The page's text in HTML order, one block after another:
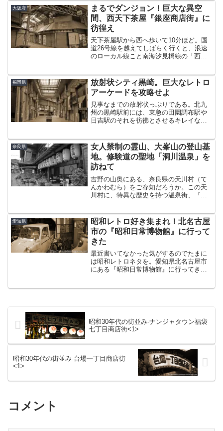
たときから気になっていた円頓寺（えん
どうじ）商店街。っていうか...
大阪府
まるでダンジョン！巨大な異空
間、西天下茶屋『銀座商店街』に
彷徨え
天下茶屋駅から西へ歩いて10分ほど。国
道26号線を越えてしばらく行くと、浪速
のローカル線こと南海汐見橋線の「西天
路と正対する。遠目に小さく見えるある
モノに吸い寄せられ...
福岡県
放射状シティ黒崎。巨大なレトロ
アーケードを攻略せよ
見事なまでの放射状っぷりである。北九
州の黒崎駅前には、東急の田園調布駅や
日吉駅のそれを彷彿とさせるキレイな放
た昔ながらのアーケードが今も残ってい
ると言うので、どんなもん...
奈良県
女人禁制の霊山、大峯山の登山基
地。修験道の聖地「洞川温泉」を
訪ねて
吉野の山奥にある、奈良県の天川村（て
んかわむら）をご存知だろうか。この天
川村に、特異な歴史を持つ温泉街、『洞
「どろがわ」である。いつか泊まりで訪
れたいと虎視眈々と機会を...
愛知県
昭和レトロ好き集まれ！北名古屋
市の『昭和日常博物館』に行って
きた
最近書いてなかった気がするのでたまに
は昭和レトロネタを。愛知県北名古屋市
にある『昭和日常博物館』に行ってきま
昭和30年代の街並み-ナンジャタウン福袋
七丁目商店街<1>
昭和30年代の街並み-台場一丁目商店街
<1>
コメント